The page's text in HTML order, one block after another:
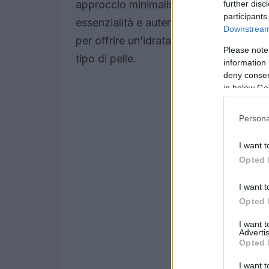
further
Please
information
deny
in below
I want
Opted
I want
Opted
I want
Opted
I want
approccio minimalista, il marchio
essenzialità e autenticità anche nella
per offrire un’idratazione profonda e
tipo di pelle.